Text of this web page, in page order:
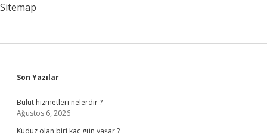
Sitemap
Sidebar
Son Yazılar
Bulut hizmetleri nelerdir ?
Ağustos 6, 2026
Kuduz olan biri kaç gün yaşar ?